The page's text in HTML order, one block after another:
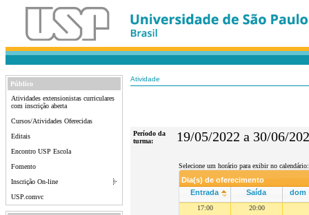
Público
Atividades extensionistas curriculares
com inscrição aberta
Cursos/Atividades Oferecidas
Editais
Encontro USP Escola
Fomento
Inscrição On-line
USP.comvc
Atividade
Período da
turma:
19/05/2022 a 30/06/
Selecione um horário para exibir no calendário:
Dia(s) de oferecimento
Entrada
Saída dom
17:00 20:00